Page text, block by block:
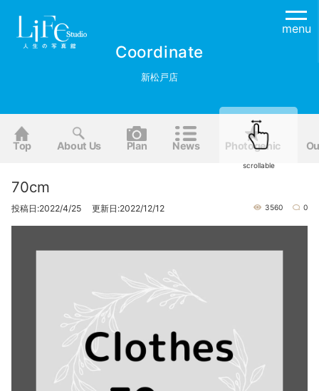
menu
Coordinate
新松戸店
Top About Us Plan News Photogenic
70cm
投稿日:2022/4/25 更新日:2022/12/12 3560 0